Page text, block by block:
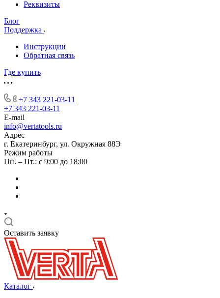
Реквизиты
Блог
Поддержка
Инструкции
Обратная связь
Где купить
+7 343 221-03-11
+7 343 221-03-11
E-mail
info@vertatools.ru
Адрес
г. Екатеринбург, ул. Окружная 88Э
Режим работы
Пн. – Пт.: с 9:00 до 18:00
Оставить заявку
Каталог